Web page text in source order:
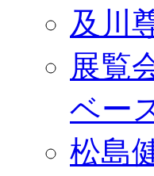
及川
展覧
ベー
松島